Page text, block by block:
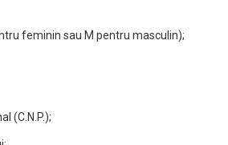
feminin sau M pentru masculin);
(C.N.P.);